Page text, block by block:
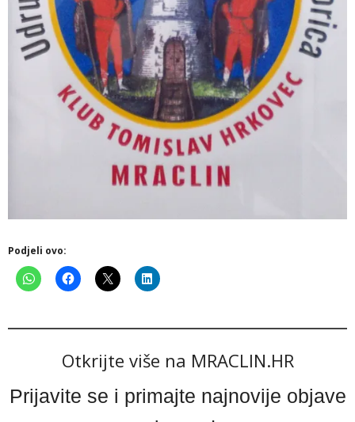
Podjeli ovo:
Otkrijte više na MRACLIN.HR
Prijavite se i primajte najnovije objave